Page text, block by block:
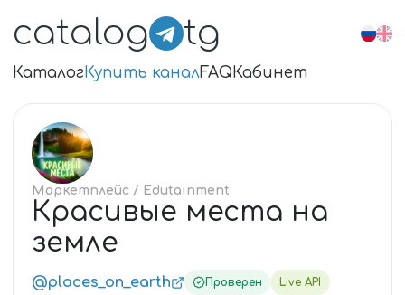
catalog tg
КаталогКупить каналFAQКабинет
КР
Маркетплейс / Edutainment
Красивые места на
земле
@places_on_earth Проверен Live API